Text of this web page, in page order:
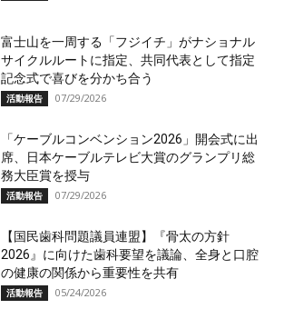
富士山を一周する「フジイチ」がナショナル
サイクルルートに指定、共同代表として指定
記念式で喜びを分かち合う
活動報告 07/29/2026
「ケーブルコンベンション2026」開会式に出
席、日本ケーブルテレビ大賞のグランプリ総
務大臣賞を授与
活動報告 07/29/2026
【国民歯科問題議員連盟】『骨太の方針
2026』に向けた歯科要望を議論、全身と口腔
の健康の関係から重要性を共有
活動報告 05/24/2026